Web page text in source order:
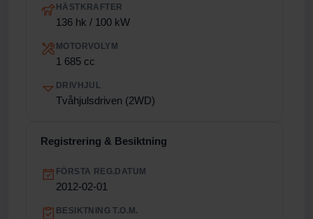
HÄSTKRAFTER
136 hk / 100 kW
MOTORVOLYM
1 685 cc
DRIVHJUL
Tvåhjulsdriven (2WD)
Registrering & Besiktning
FÖRSTA REG.DATUM
2012-02-01
BESIKTNING T.O.M.